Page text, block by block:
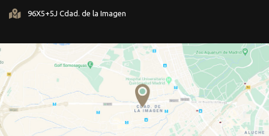
96X5+5J Cdad. de la Imagen